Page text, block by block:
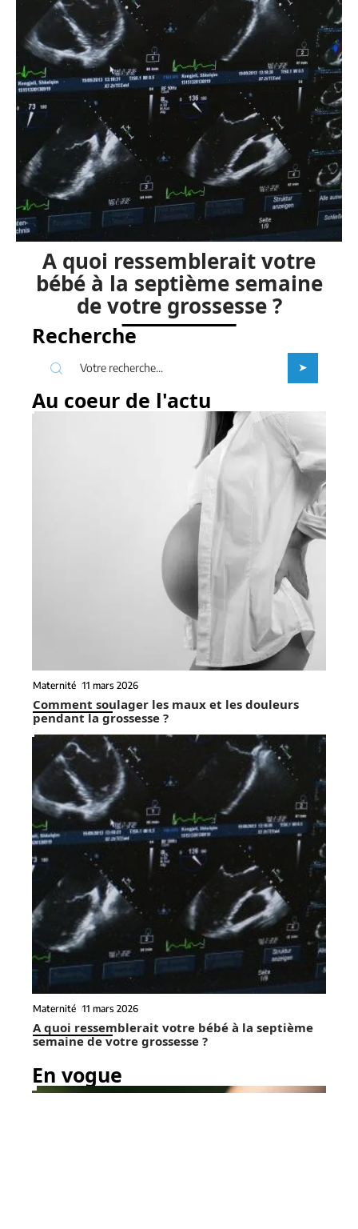
A quoi ressemblerait votre
bébé à la septième semaine
de votre grossesse ?
Recherche
Au coeur de l'actu
Maternité 11 mars 2026
Comment soulager les maux et les douleurs
pendant la grossesse ?
Maternité 11 mars 2026
A quoi ressemblerait votre bébé à la septième
semaine de votre grossesse ?
En vogue